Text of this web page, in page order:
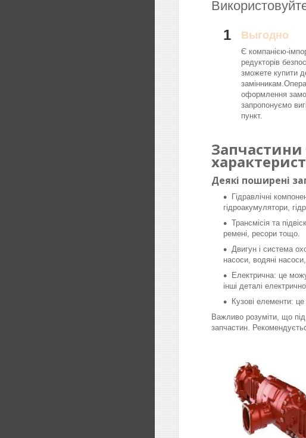
1 Выгодно
Є компанією-
редукторів
зможете купити
оформлення
запропонуємо
пункт.
Запчастини
Деякі поширені
Гідравлічні
гідроакумулятори,
Трансмісія та
ремені, ресори тощо.
Двигун і система
насоси, водяні
Електрична: це
інші деталі
Кузові елементи:
Важливо розуміти, що
запчастин.